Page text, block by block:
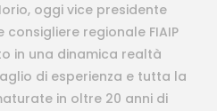
oggi vice presidente
consigliere regionale FIAIP
in una dinamica realtà
di esperienza e tutta la
in oltre 20 anni di